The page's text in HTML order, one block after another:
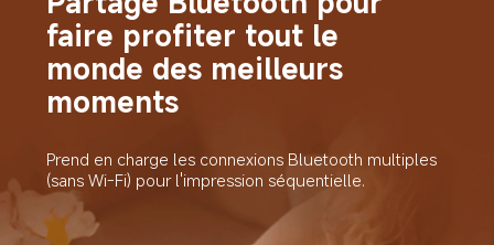
faire profiter tout le
monde des meilleurs
moments
Prend en charge les connexions Bluetooth multiples
(sans Wi-Fi) pour l'impression séquentielle.